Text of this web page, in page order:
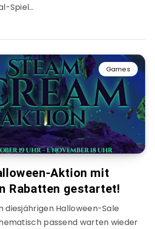
Spiel…
Games
Aktion mit
Rabatten gestartet!
diesjährigen Halloween-Sale
passend warten wieder